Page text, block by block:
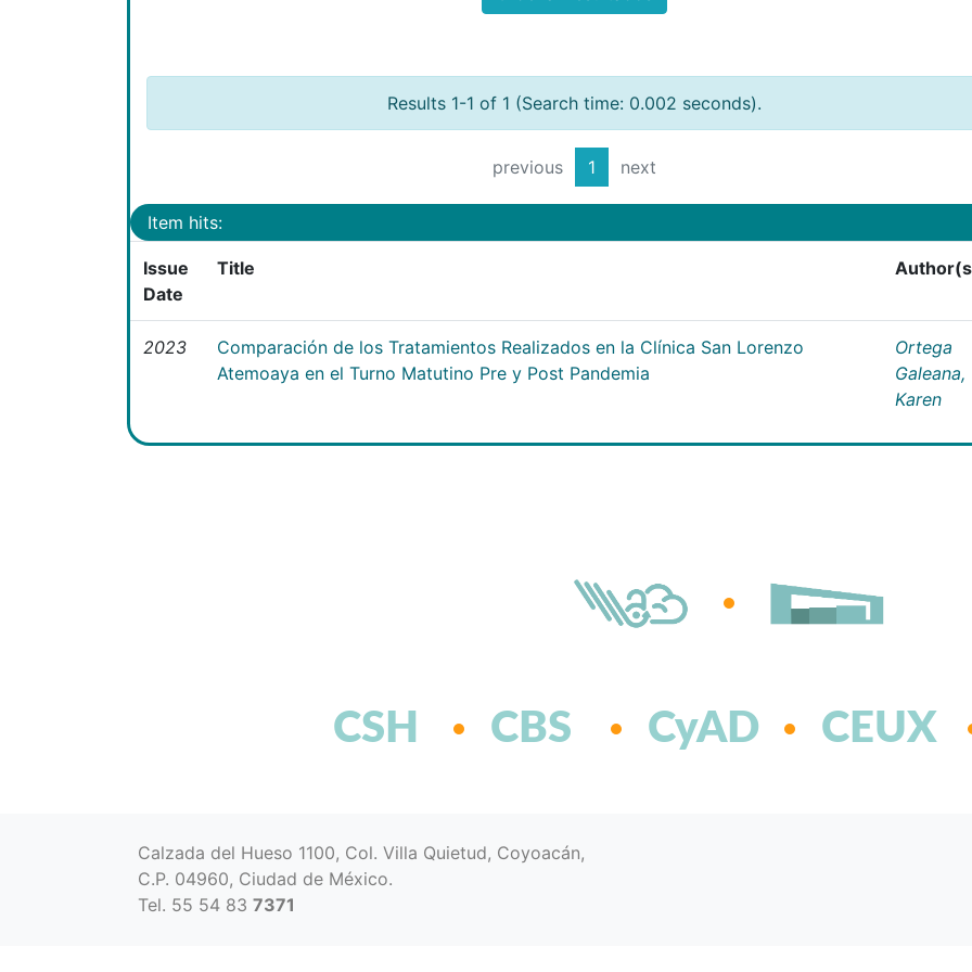
Results 1-1 of 1 (Search time: 0.002 seconds).
previous 1 next
Item hits:
Issue
Date
Title
2023
Comparación de los Tratamientos Realizados en la Clínica San Lorenzo
Atemoaya en el Turno Matutino Pre y Post Pandemia
Ortega
Galeana,
Karen
CSH CBS CyAD CEUX
Calzada del Hueso 1100, Col. Villa Quietud, Coyoacán,
C.P. 04960, Ciudad de México.
Tel. 55 54 83 7371